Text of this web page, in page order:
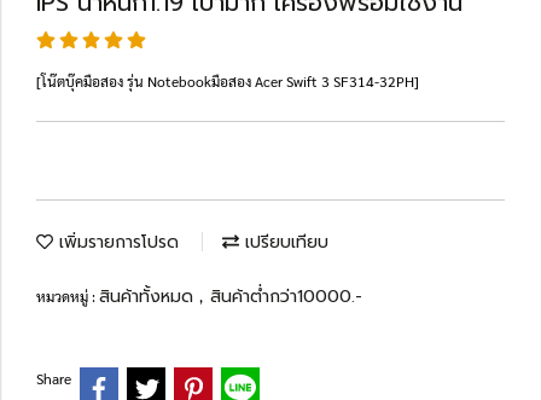
[โน๊ตบุ๊คมือสอง รุ่น Notebookมือสอง Acer Swift 3 SF314-32PH]
เพิ่มรายการโปรด เปรียบเทียบ
หมวดหมู่ :สินค้าทั้งหมด , สินค้าต่ำกว่า10000.-
Share